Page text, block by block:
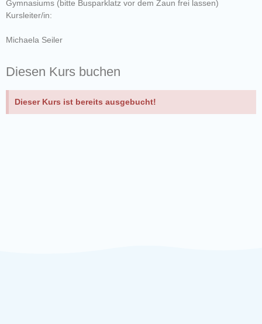
Gymnasiums (bitte Busparklatz vor dem Zaun frei lassen)
Kursleiter/in:
Michaela Seiler
Diesen Kurs buchen
Dieser Kurs ist bereits ausgebucht!